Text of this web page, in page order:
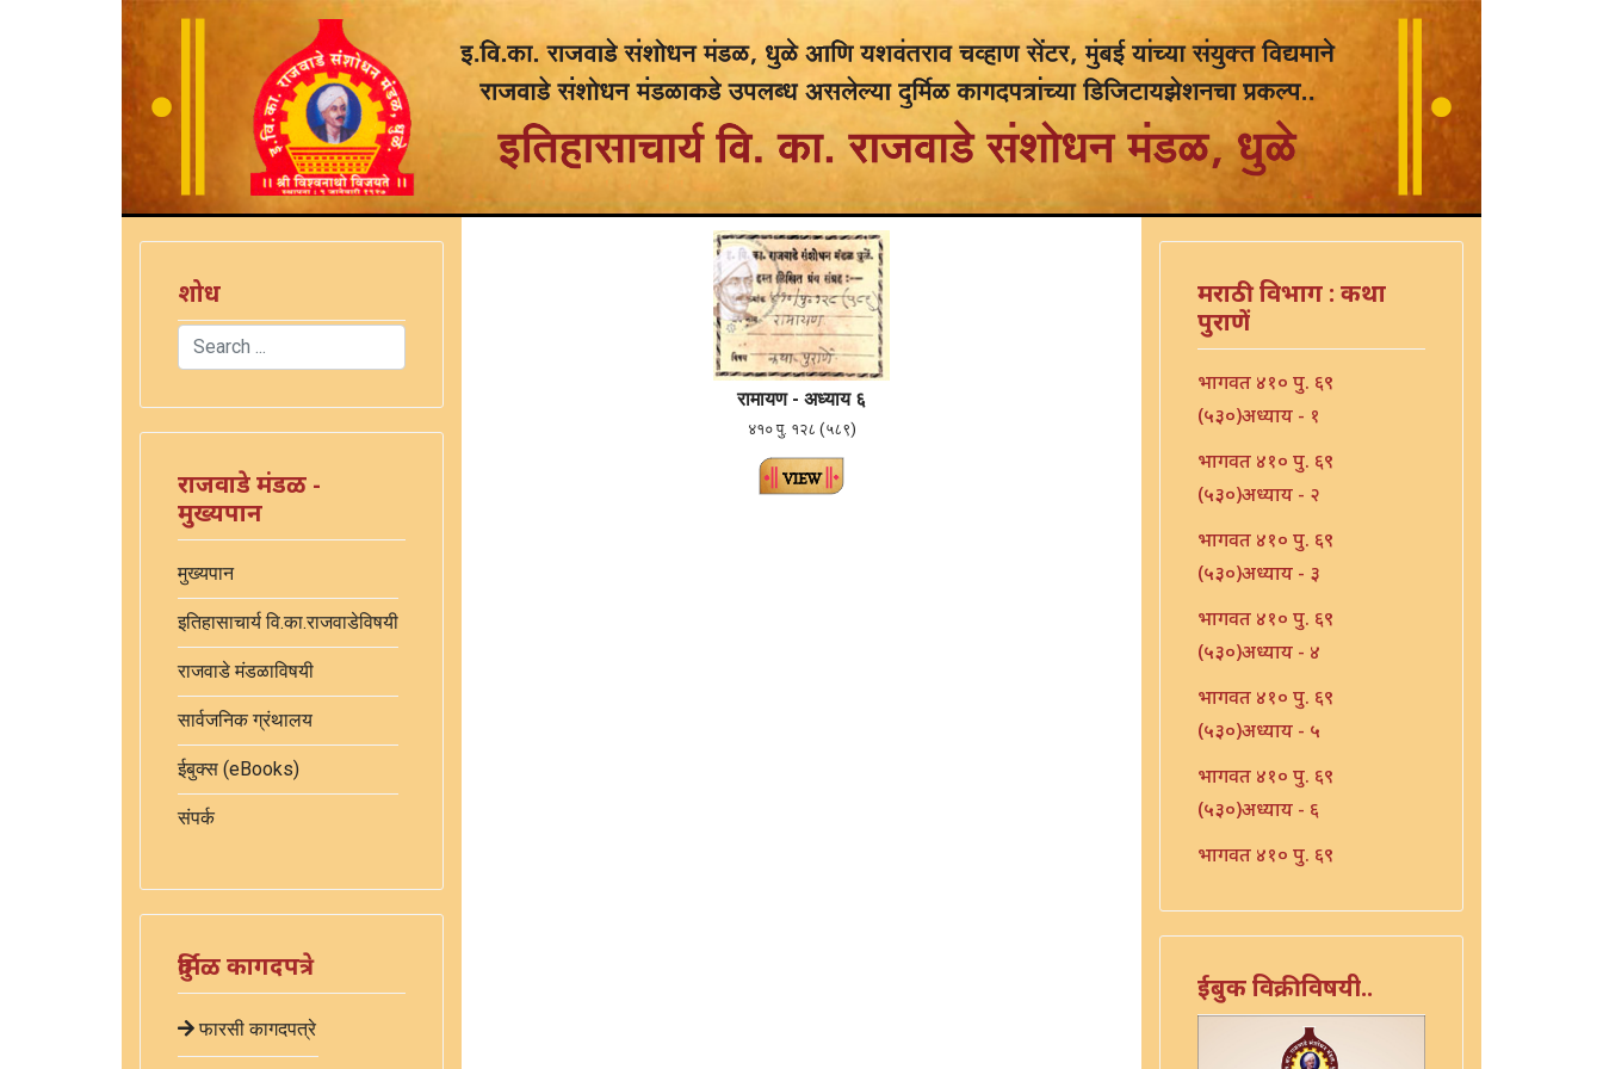
शोध
Search
राजवाडे मंडळ -
मुख्यपान
मुख्यपान
इतिहासाचार्य वि.का.राजवाडेविषयी
राजवाडे मंडळाविषयी
सार्वजनिक ग्रंथालय
ईबुक्स (eBooks)
संपर्क
दुर्मिळ कागदपत्रे
फारसी कागदपत्रे
रामायण - अध्याय ६
४१० पु. १२८ (५८९)
मराठी विभाग : कथा
पुराणें
भागवत ४१० पु. ६९
(५३०)अध्याय - १
भागवत ४१० पु. ६९
(५३०)अध्याय - २
भागवत ४१० पु. ६९
(५३०)अध्याय - ३
भागवत ४१० पु. ६९
(५३०)अध्याय - ४
भागवत ४१० पु. ६९
(५३०)अध्याय - ५
भागवत ४१० पु. ६९
(५३०)अध्याय - ६
भागवत ४१० पु. ६९
भारत - ४१० पु १०६ (५६७)
भारत - ४१० पु १०८(५६९)
भारत ४१० पु. ९०(५५१)
ईबुक विक्रीविषयी..